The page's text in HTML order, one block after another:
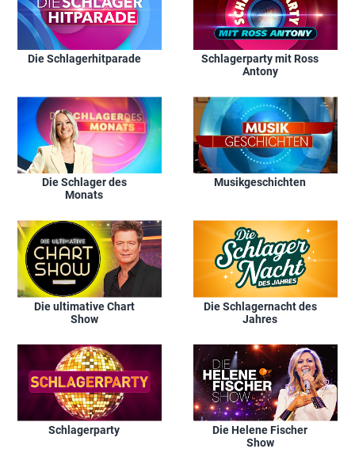
Die Schlagerhitparade
Schlagerparty mit Ross
Antony
Die Schlager des
Monats
Musikgeschichten
Die ultimative Chart
Show
Die Schlagernacht des
Jahres
Schlagerparty
Die Helene Fischer
Show